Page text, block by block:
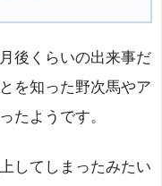
後くらいの出来事だ
を知った野次馬やア
たようです。
してしまったみたい